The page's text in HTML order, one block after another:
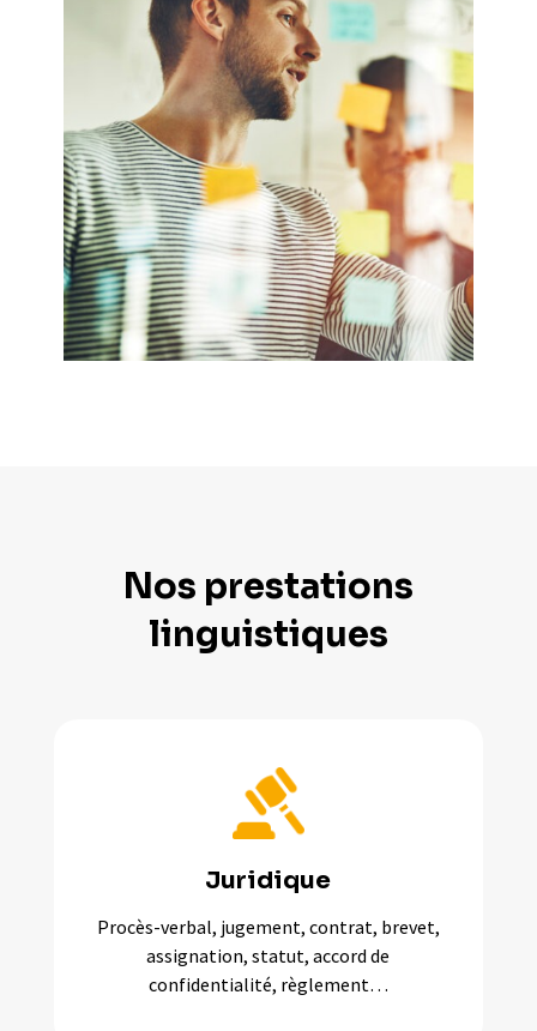
Nos prestations
linguistiques
Juridique
Procès-verbal, jugement, contrat, brevet,
assignation, statut, accord de
confidentialité, règlement…